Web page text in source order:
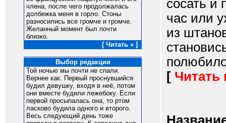
члена, после чего продолжалась
долбежка меня в горло. Стоны
разносились все громче и громче.
Желанный момент был почти
близко.
[ Читать » ]
Выбор редакции
Той ночью мы почти не спали.
Вернее как. Первый проснувшийся
будил девушку, входя в неё, потом
они вместе будили лежебоку. Если
первой просыпалась она, то ртом
ласково будила одного и второго.
Весь следующий день тоже
сосать и
час или
из
[ Читать